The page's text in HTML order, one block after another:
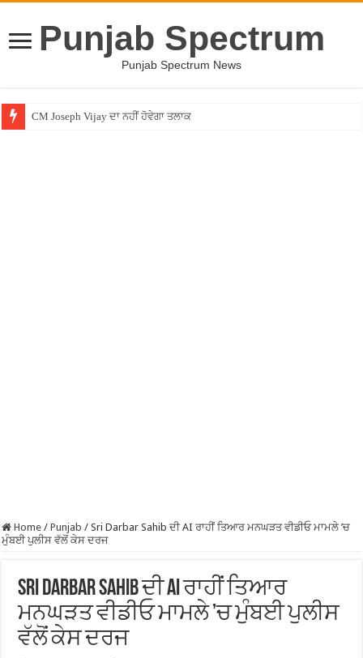
Punjab Spectrum
Punjab Spectrum News
CM Joseph Vijay ਦਾ ਨਹੀਂ ਹੋਵੇਗਾ ਤਲਾਕ
Home / Punjab / Sri Darbar Sahib ਦੀ AI ਰਾਹੀਂ ਤਿਆਰ ਮਨਘੜਤ ਵੀਡੀਓ ਮਾਮਲੇ ’ਚ
ਮੁੰਬਈ ਪੁਲੀਸ ਵੱਲੋਂ ਕੇਸ ਦਰਜ
Sri Darbar Sahib ਦੀ AI ਰਾਹੀਂ ਤਿਆਰ
ਮਨਘੜਤ ਵੀਡੀਓ ਮਾਮਲੇ ’ਚ ਮੁੰਬਈ ਪੁਲੀਸ
ਵੱਲੋਂ ਕੇਸ ਦਰਜ